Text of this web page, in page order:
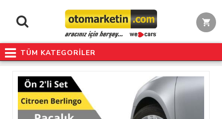
TÜM KATEGORİLER